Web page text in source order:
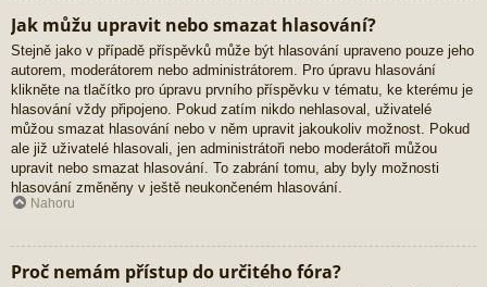
Jak můžu upravit nebo smazat hlasování?
Stejně jako v případě příspěvků může být hlasování upraveno pouze jeho
autorem, moderátorem nebo administrátorem. Pro úpravu hlasování
klikněte na tlačítko pro úpravu prvního příspěvku v tématu, ke kterému je
hlasování vždy připojeno. Pokud zatím nikdo nehlasoval, uživatelé
můžou smazat hlasování nebo v něm upravit jakoukoliv možnost. Pokud
ale již uživatelé hlasovali, jen administrátoři nebo moderátoři můžou
upravit nebo smazat hlasování. To zabrání tomu, aby byly možnosti
hlasování změněny v ještě neukončeném hlasování.
Nahoru
Proč nemám přístup do určitého fóra?